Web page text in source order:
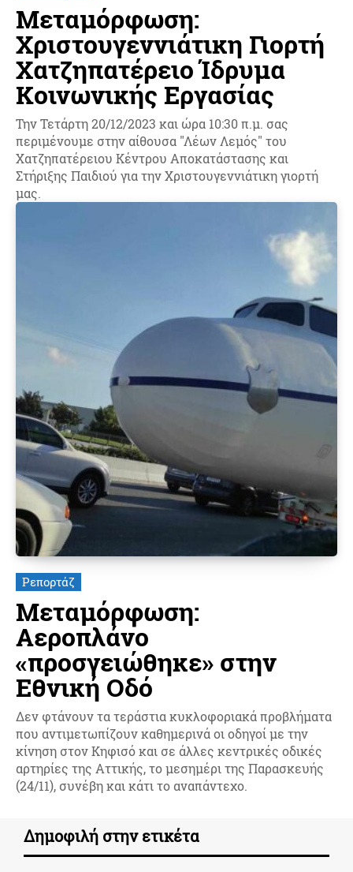
Μεταμόρφωση:
Χριστουγεννιάτικη Γιορτή
Χατζηπατέρειο Ίδρυμα
Κοινωνικής Εργασίας
Την Τετάρτη 20/12/2023 και ώρα 10:30 π.μ. σας
περιμένουμε στην αίθουσα "Λέων Λεμός" του
Χατζηπατέρειου Κέντρου Αποκατάστασης και
Στήριξης Παιδιού για την Χριστουγεννιάτικη γιορτή
μας.
Ρεπορτάζ
Μεταμόρφωση:
Αεροπλάνο
«προσγειώθηκε» στην
Εθνική Οδό
Δεν φτάνουν τα τεράστια κυκλοφοριακά προβλήματα
που αντιμετωπίζουν καθημερινά οι οδηγοί με την
κίνηση στον Κηφισό και σε άλλες κεντρικές οδικές
αρτηρίες της Αττικής, το μεσημέρι της Παρασκευής
(24/11), συνέβη και κάτι το αναπάντεχο.
Δημοφιλή στην ετικέτα